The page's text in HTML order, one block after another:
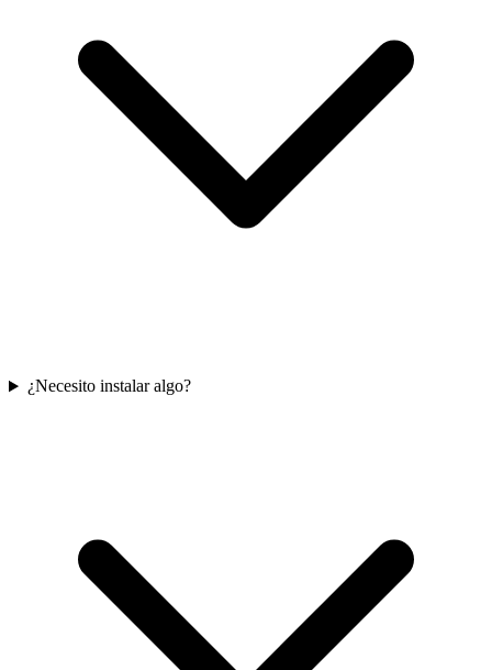
¿Necesito instalar algo?